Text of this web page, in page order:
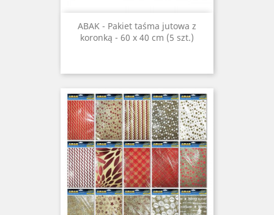
ABAK - Pakiet taśma jutowa z
koronką - 60 x 40 cm (5 szt.)